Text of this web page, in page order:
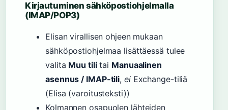
Kirjautuminen sähköpostiohjelmalla
(IMAP/POP3)
Elisan virallisen ohjeen mukaan
sähköpostiohjelmaa lisättäessä tulee
valita Muu tilitai Manuaalinen
asennus / IMAP-tili, eiExchange-tiliä
(Elisa (varoitusteksti))
Kolmannen osapuolen lähteiden